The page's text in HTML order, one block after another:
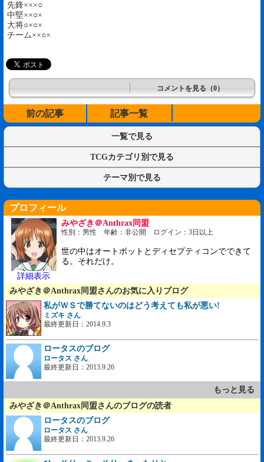
先鋒×××○
中堅××○×
大将○×○×
チーム××○×
コメントを見る（0）
前の記事 記事一覧
一覧で見る
TCGカテゴリ別で見る
テーマ別で見る
プロフィール
詳細表示
みやざき＠Anthrax同盟
性別：男性 年齢：非公開 ログイン：3日以上
世の中はオートボットとディセプティコンでできて
る。それだけ。
みやざき＠Anthrax同盟さんのお気に入りブログ
私がＷＳで勝てないのはどう考えても私が悪い!
ミズキ さん
最終更新日：2014.9.3
ロータスのブログ
ロータス さん
最終更新日：2013.9.26
もっと見る
みやざき＠Anthrax同盟さんのブログの読者
ロータスのブログ
ロータス さん
最終更新日：2013.9.26